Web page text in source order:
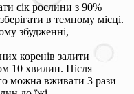
сік рослини з 90%
в темному місці.
збудженні,
коренів залити
10 хвилин. Після
можна вживати 3 рази